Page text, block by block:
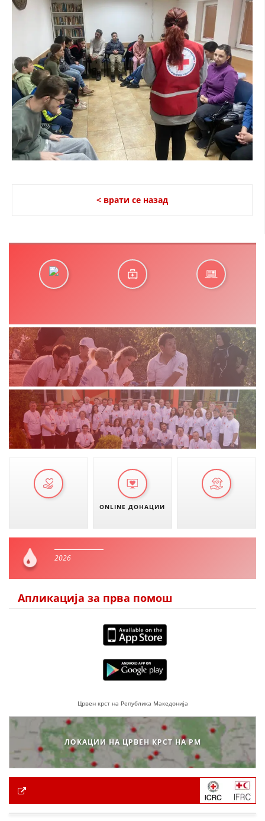
< врати се назад
ONLINE ДОНАЦИИ
2026
Апликација за прва помош
Црвен крст на Република Македонија
ЛОКАЦИИ НА ЦРВЕН КРСТ НА РМ